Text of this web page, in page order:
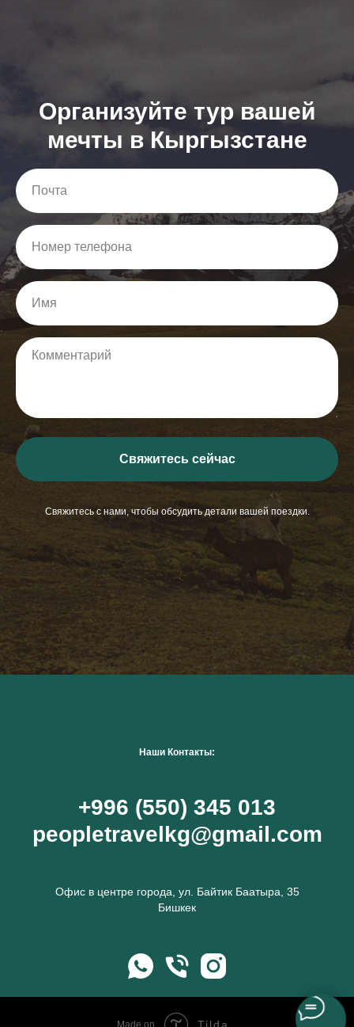
Организуйте тур вашей
мечты в Кыргызстане
Свяжитесь сейчас
Свяжитесь с нами, чтобы обсудить детали вашей поездки.
Наши Контакты:
+996 (550) 345 013
peopletravelkg@gmail.com
Офис в центре города, ул. Байтик Баатыра, 35
Бишкек
Made on